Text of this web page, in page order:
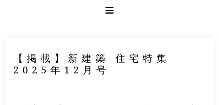
【掲載】新建築 住宅特集
2025年12月号